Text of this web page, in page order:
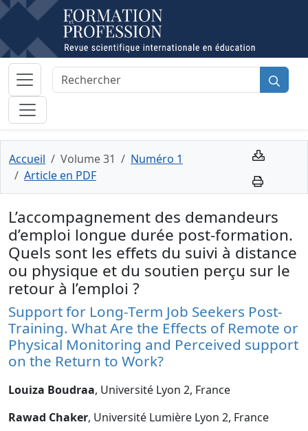
Accueil Volume 31
Numéro 1
Article en PDF
L’accompagnement des demandeurs
d’emploi longue durée post-formation.
Quels sont les effets du suivi à distance
ou physique et du soutien perçu sur le
retour à l’emploi ?
Support for Long-Term Job Seekers Post-
Training. What Are the Effects of Remote or
Physical Monitoring and Perceived support
on the Return to Work?
Louiza Boudraa, Université Lyon 2, France
Rawad Chaker, Université Lumière Lyon 2, France